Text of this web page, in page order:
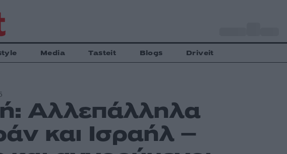
Media Tasteit Blogs Driveit
Αλλεπάλληλα
και Ισραήλ –